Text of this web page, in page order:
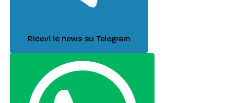
Ricevi le news su Telegram